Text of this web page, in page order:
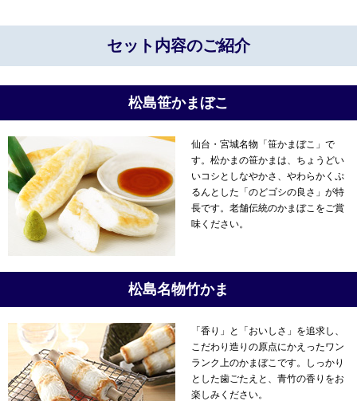
セット内容のご紹介
松島笹かまぼこ
仙台・宮城名物「笹かまぼこ」で
す。松かまの笹かまは、ちょうどい
いコシとしなやかさ、やわらかくぷ
るんとした「のどゴシの良さ」が特
長です。老舗伝統のかまぼこをご賞
味ください。
松島名物竹かま
「香り」と「おいしさ」を追求し、
こだわり造りの原点にかえったワン
ランク上のかまぼこです。しっかり
とした歯ごたえと、青竹の香りをお
楽しみください。